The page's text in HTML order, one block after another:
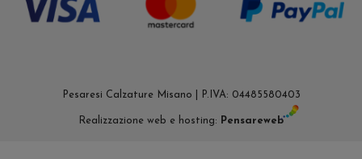
Pesaresi Calzature Misano | P.IVA: 04485580403
Realizzazione web e hosting: Pensareweb